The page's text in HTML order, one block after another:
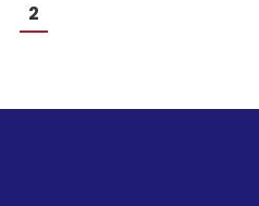
2